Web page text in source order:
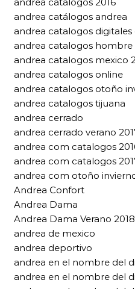
andrea catálogos andrea
andrea catalogos
andrea catalogos hombre
andrea catalogos mexico
andrea catalogos online
andrea catalogos otoño
andrea catalogos tijuana
andrea cerrado
andrea cerrado verano
andrea com catalogos
andrea com catalogos
andrea com otoño
Andrea Confort
Andrea Dama
Andrea Dama Verano 2018
andrea de mexico
andrea deportivo
andrea en el nombre del
andrea en el nombre del